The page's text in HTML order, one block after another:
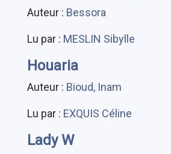
Auteur : Bessora
Lu par : MESLIN Sibylle
Houaria
Auteur : Bioud, Inam
Lu par : EXQUIS Céline
Lady W